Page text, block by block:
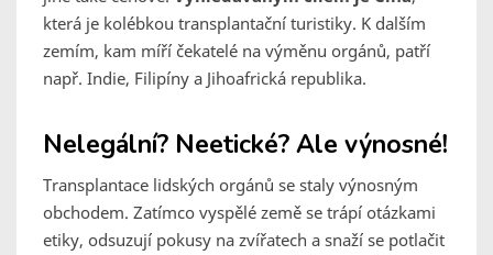
která je kolébkou transplantační turistiky. K dalším
zemím, kam míří čekatelé na výměnu orgánů, patří
např. Indie, Filipíny a Jihoafrická republika.
Nelegální? Neetické? Ale výnosné!
Transplantace lidských orgánů se staly výnosným
obchodem. Zatímco vyspělé země se trápí otázkami
etiky, odsuzují pokusy na zvířatech a snaží se potlačit